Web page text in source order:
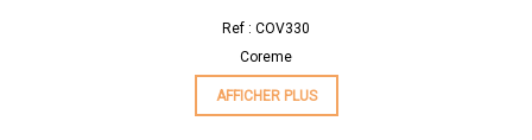
Ref : COV330
Coreme
AFFICHER PLUS